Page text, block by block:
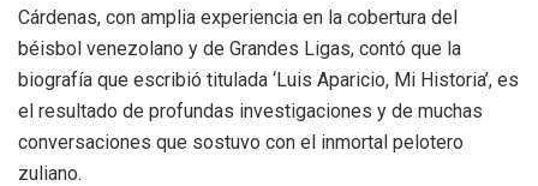
Cárdenas, con amplia experiencia en la cobertura del
béisbol venezolano y de Grandes Ligas, contó que la
biografía que escribió titulada ‘Luis Aparicio, Mi Historia’, es
el resultado de profundas investigaciones y de muchas
conversaciones que sostuvo con el inmortal pelotero
zuliano.